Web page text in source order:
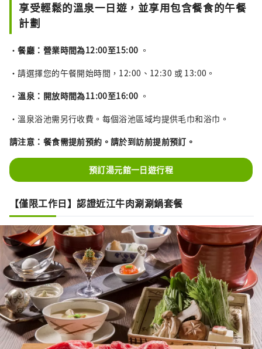
享受輕鬆的溫泉一日遊，並享用包含餐食的午餐
計劃
・餐廳：營業時間為12:00至15:00 。
・請選擇您的午餐開始時間，12:00、12:30 或 13:00。
・溫泉：開放時間為11:00至16:00 。
・溫泉浴池需另行收費。每個浴池區域均提供毛巾和浴巾。
請注意：餐食需提前預約。請於到訪前提前預訂。
預訂湯元館一日遊行程
【僅限工作日】認證近江牛肉涮涮鍋套餐